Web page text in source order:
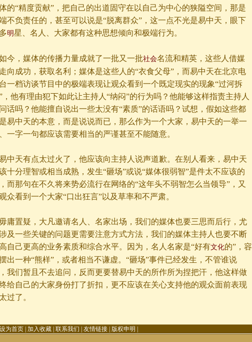
的“精度贡献”，把自己的出道固守在以自己为中心的狭隘空间，那是
不负责任的，甚至可以说是“脱离群众”，这一点不光是易中天，眼下
明星、名人、大家都有这种思想倾向和极端行为。
今，媒体的传播力量成就了一批又一批社会名流和精英，这些人借媒
向成功，获取名利；媒体是这些人的“衣食父母”，而易中天在北京电
一档访谈节目中的极端表现让观众看到一个既定现实的现象“过河拆
，他有理由犯下如此让主持人“纳闷”的行为吗？他能够这样指责主持人
话吗？他能擅自说出一些太没有“素质”的话语吗？试想，假如这些都
易中天的本意，而是说说而已，那么作为一个大家，易中天的一举一
一字一句都应该需要相当的严谨甚至不能随意。
中天有点太过火了，他应该向主持人说声道歉。在别人看来，易中天
十分理智或相当成熟，发生“砸场”或说“媒体很弱智”是件太不应该的
而那句在不久将来势必流行在网络的“这年头不弱智怎么当领导”，又
众看到一个大家“口出狂言”以及草率和不严肃。
庸置疑，大凡邀请名人、名家出场，我们的媒体也要三思而后行，尤
及一些关键的问题更需要注意方式方法，我们的媒体主持人也要不断
自己更高的业务素质和综合水平。因为，名人名家是“好有文化的”，容
出一种“熊样”，或者相当不谦虚。“砸场”事件已经发生，不管谁说
我们暂且不去追问，反而更要替易中天的所作所为捏把汗，他这样做
给自己的大家身份打了折扣，更不应该在关心支持他的观众面前表现
过了。
设为首页| 加入收藏| 联系我们 友情链接| 版权申明